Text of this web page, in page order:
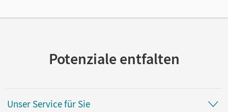
Potenziale entfalten
Unser Service für Sie